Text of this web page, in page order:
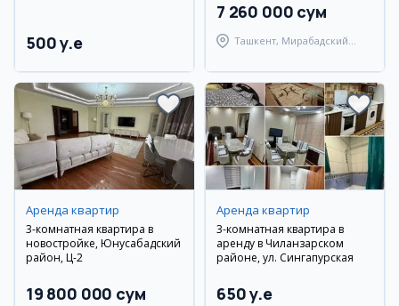
500 y.e
7 260 000 сум
Ташкент, Мирабадский
Аренда квартир
3-комнатная квартира в
новостройке, Юнусабадский
район, Ц-2
19 800 000 сум
Аренда квартир
3-комнатная квартира в
аренду в Чиланзарском
районе, ул. Сингапурская
650 y.e